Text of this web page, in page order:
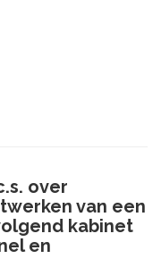
over
van een
kabinet
en